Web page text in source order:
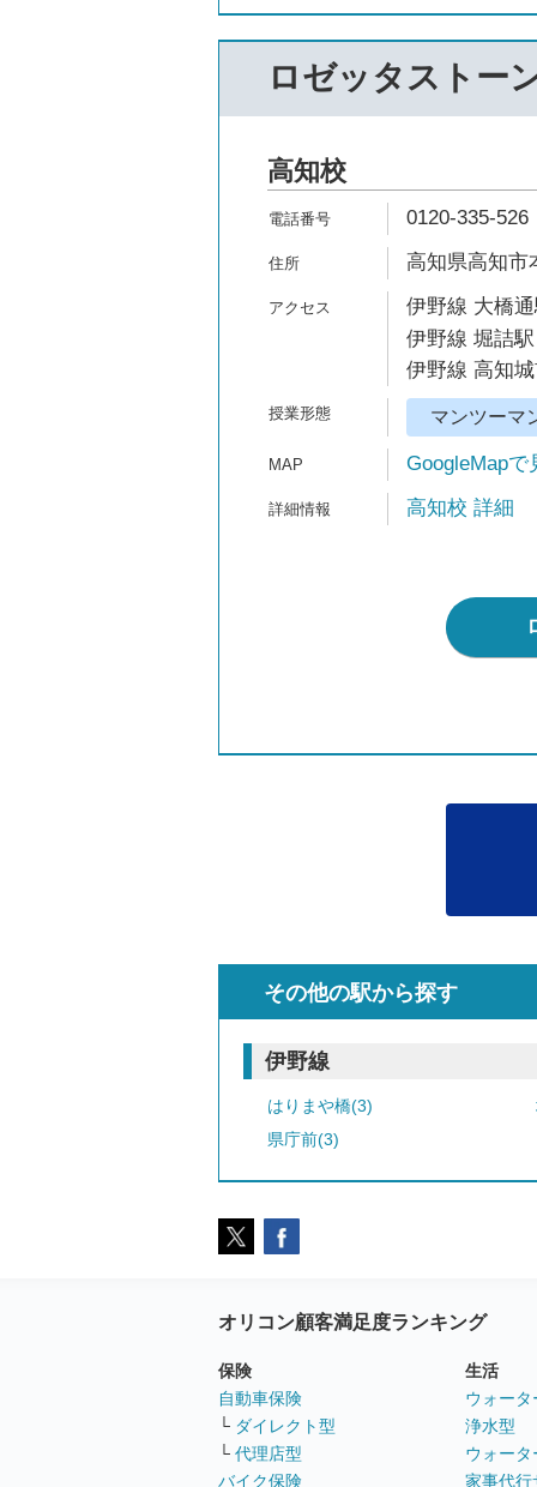
ロゼッタストー
高知校
0120-335-526
高知県高知市
伊野線 大橋
伊野線 堀詰
伊野線 高知
マンツーマ
GoogleMapで
高知校 詳細
その他の駅から探す
伊野線
はりまや橋(3)
県庁前(3)
オリコン顧客満足度ランキング
保険
自動車保険
└ ダイレクト型
└ 代理店型
バイク保険
生活
ウォー
浄水型
ウォー
家事代行